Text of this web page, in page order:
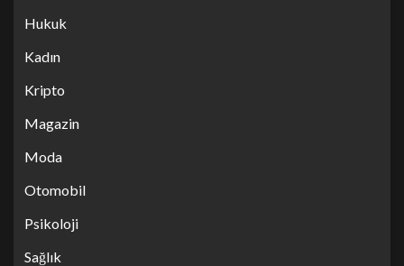
Hukuk
Kadın
Kripto
Magazin
Moda
Otomobil
Psikoloji
Sağlık